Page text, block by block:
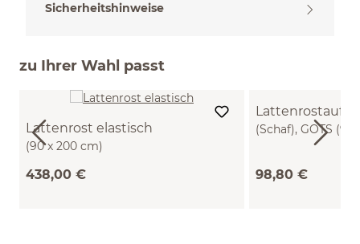
Sicherheitshinweise
zu Ihrer Wahl passt
Lattenrost elastisch
(90 x 200 cm)
438,00 €
(Schaf), GOTS (90
98,80 €